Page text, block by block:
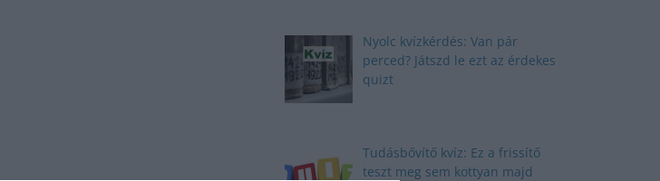
Nyolc kvízkérdés: Van pár
perced? Játszd le ezt az érdekes
quizt
Tudásbővítő kvíz: Ez a frissítő
teszt meg sem kottyan majd